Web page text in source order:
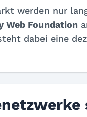
werden nur
Web Foundation
dabei eine